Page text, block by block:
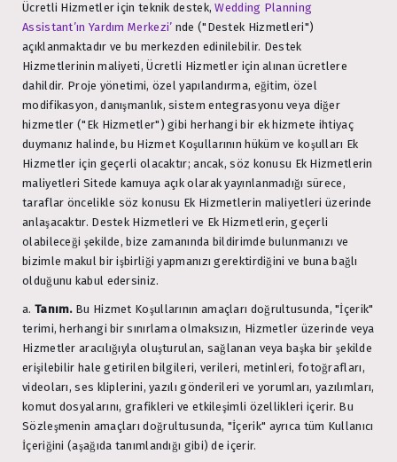
Ücretli Hizmetler için teknik destek,Wedding Planning
Assistant’ın Yardım Merkezi’ nde ("Destek Hizmetleri")
açıklanmaktadır ve bu merkezden edinilebilir. Destek
Hizmetlerinin maliyeti, Ücretli Hizmetler için alınan ücretlere
dahildir. Proje yönetimi, özel yapılandırma, eğitim, özel
modifikasyon, danışmanlık, sistem entegrasyonu veya diğer
hizmetler ("Ek Hizmetler") gibi herhangi bir ek hizmete ihtiyaç
duymanız halinde, bu Hizmet Koşullarının hüküm ve koşulları Ek
Hizmetler için geçerli olacaktır; ancak, söz konusu Ek Hizmetlerin
maliyetleri Sitede kamuya açık olarak yayınlanmadığı sürece,
taraflar öncelikle söz konusu Ek Hizmetlerin maliyetleri üzerinde
anlaşacaktır. Destek Hizmetleri ve Ek Hizmetlerin, geçerli
olabileceği şekilde, bize zamanında bildirimde bulunmanızı ve
bizimle makul bir işbirliği yapmanızı gerektirdiğini ve buna bağlı
olduğunu kabul edersiniz.
a. Tanım.Bu Hizmet Koşullarının amaçları doğrultusunda, "İçerik"
terimi, herhangi bir sınırlama olmaksızın, Hizmetler üzerinde veya
Hizmetler aracılığıyla oluşturulan, sağlanan veya başka bir şekilde
erişilebilir hale getirilen bilgileri, verileri, metinleri, fotoğrafları,
videoları, ses kliplerini, yazılı gönderileri ve yorumları, yazılımları,
komut dosyalarını, grafikleri ve etkileşimli özellikleri içerir. Bu
Sözleşmenin amaçları doğrultusunda, "İçerik" ayrıca tüm Kullanıcı
İçeriğini (aşağıda tanımlandığı gibi) de içerir.